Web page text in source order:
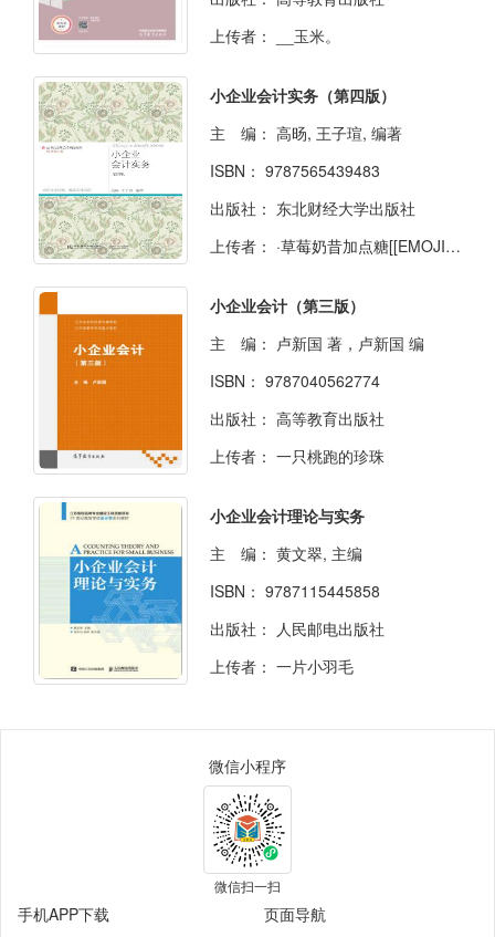
上传者：
__玉米。
小企业会计实务（第四版）
主 编： 高旸, 王子瑄, 编著
ISBN： 9787565439483
出版社： 东北财经大学出版社
上传者： ·草莓奶昔加点糖[[EMOJI:%F0%9F%8D%93]]
小企业会计（第三版）
主 编： 卢新国 著，卢新国 编
ISBN： 9787040562774
出版社： 高等教育出版社
上传者： 一只桃跑的珍珠
小企业会计理论与实务
主 编： 黄文翠, 主编
ISBN： 9787115445858
出版社： 人民邮电出版社
上传者： 一片小羽毛
微信小程序
微信扫一扫
手机APP下载
页面导航